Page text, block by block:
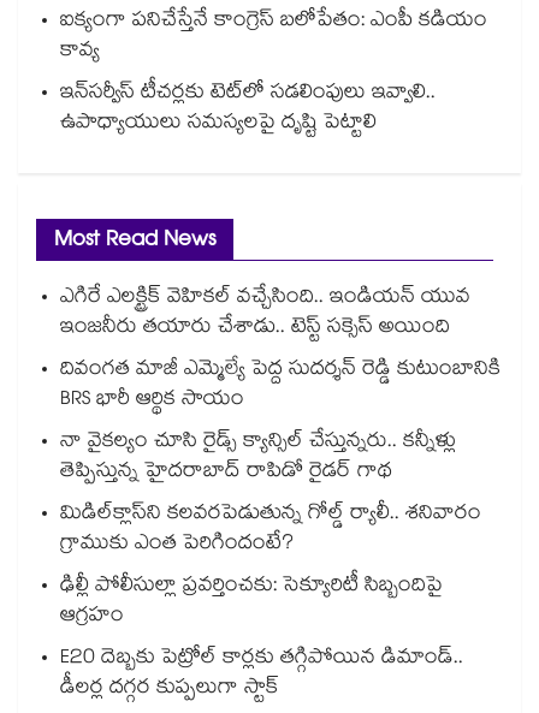
ఐక్యంగా పనిచేస్తేనే కాంగ్రెస్ బలోపేతం: ఎంపీ కడియం
కావ్య
ఇన్‌‌సర్వీస్ టీచర్లకు టెట్‌‌లో సడలింపులు ఇవ్వాలి..
ఉపాధ్యాయులు సమస్యలపై దృష్టి పెట్టాలి
Most Read News
ఎగిరే ఎలక్ట్రిక్ వెహికల్ వచ్చేసింది.. ఇండియన్ యువ
ఇంజనీరు తయారు చేశాడు.. టెస్ట్ సక్సెస్ అయింది
దివంగత మాజీ ఎమ్మెల్యే పెద్ద సుదర్శన్ రెడ్డి కుటుంబానికి
BRS భారీ ఆర్థిక సాయం
నా వైకల్యం చూసి రైడ్స్ క్యాన్సిల్ చేస్తున్నరు.. కన్నీళ్లు
తెప్పిస్తున్న హైదరాబాద్ రాపిడో రైడర్ గాథ
మిడిల్‌క్లాస్‌ని కలవరపెడుతున్న గోల్డ్ ర్యాలీ.. శనివారం
గ్రాముకు ఎంత పెరిగిందంటే?
ఢిల్లీ పోలీసుల్లా ప్రవర్తించకు: సెక్యూరిటీ సిబ్బందిపై
ఆగ్రహం
E20 దెబ్బకు పెట్రోల్ కార్లకు తగ్గిపోయిన డిమాండ్..
డీలర్ల దగ్గర కుప్పలుగా స్టాక్